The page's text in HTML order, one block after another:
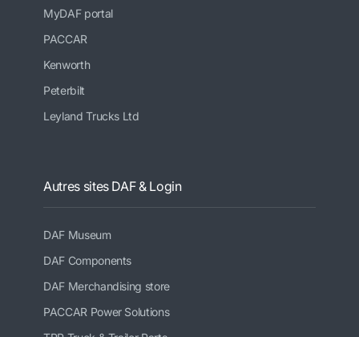
MyDAF portal
PACCAR
Kenworth
Peterbilt
Leyland Trucks Ltd
Autres sites DAF & Login
DAF Museum
DAF Components
DAF Merchandising store
PACCAR Power Solutions